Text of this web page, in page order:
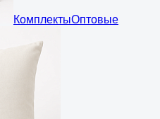
КомплектыОптовые